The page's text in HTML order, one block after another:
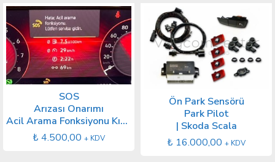
SOS
Arızası Onarımı
Acil Arama Fonksiyonu Kısıtlı
₺ 4.500,00 + KDV
Ön Park Sensörü
Park Pilot
| Skoda Scala
₺ 16.000,00 + KDV